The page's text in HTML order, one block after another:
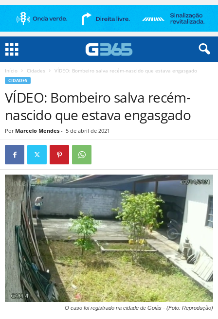
Início Cidades VÍDEO: Bombeiro salva recém-nascido que estava engasgado
CIDADES
VÍDEO: Bombeiro salva recém-
nascido que estava engasgado
Por Marcelo Mendes - 5 de abril de 2021
O caso foi registrado na cidade de Goiás - (Foto: Reprodução)